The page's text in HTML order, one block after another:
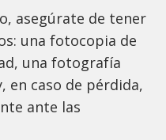
asegúrate de tener
una fotocopia de
una fotografía
en caso de pérdida,
ante las